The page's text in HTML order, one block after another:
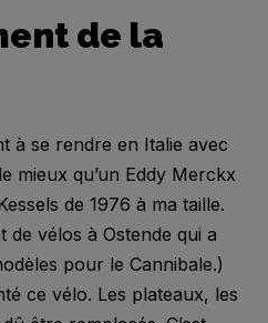
de la
à se rendre en Italie avec
mieux qu’un Eddy Merckx
de 1976 à ma taille.
de vélos à Ostende qui a
pour le Cannibale.)
ce vélo. Les plateaux, les